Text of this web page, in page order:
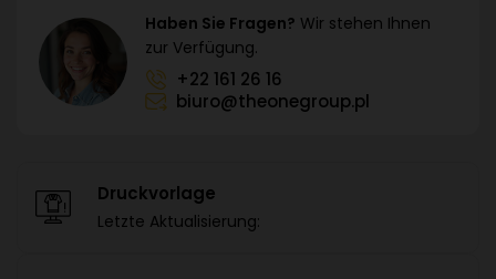
Haben Sie Fragen? Wir stehen Ihnen
zur Verfügung.
+22 161 26 16
biuro@theonegroup.pl
Druckvorlage
Letzte Aktualisierung: